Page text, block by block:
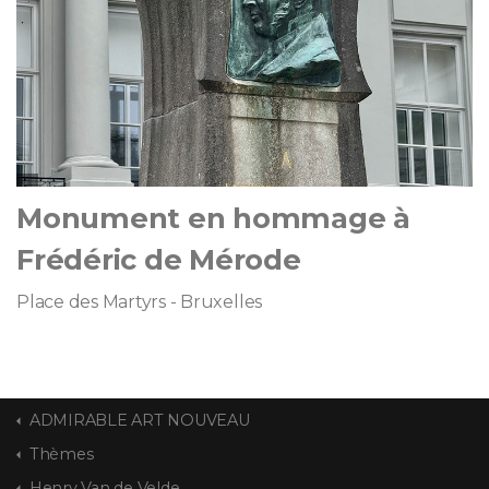
Monument en hommage à
Frédéric de Mérode
Place des Martyrs - Bruxelles
ADMIRABLE ART NOUVEAU
Thèmes